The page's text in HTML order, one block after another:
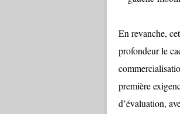
En revanche,
profondeur le
première
d’évaluation,